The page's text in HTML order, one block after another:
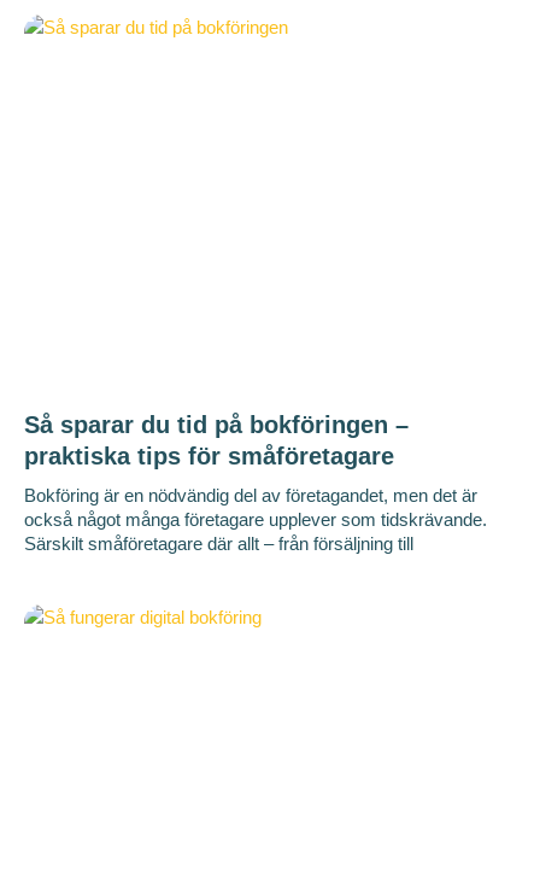
Så sparar du tid på bokföringen –
praktiska tips för småföretagare
Bokföring är en nödvändig del av företagandet, men det är
också något många företagare upplever som tidskrävande.
Särskilt småföretagare där allt – från försäljning till